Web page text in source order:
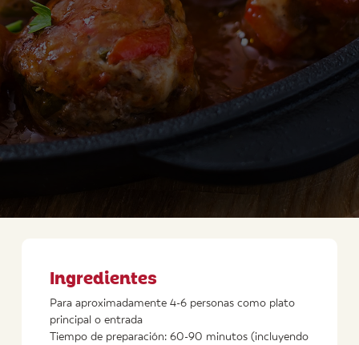
Ingredientes
Para aproximadamente 4-6 personas como plato
principal o entrada
Tiempo de preparación: 60-90 minutos (incluyendo